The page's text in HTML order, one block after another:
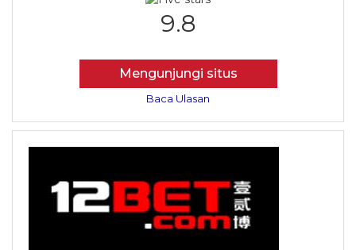
9.8
Mengunjungi situs
Baca Ulasan